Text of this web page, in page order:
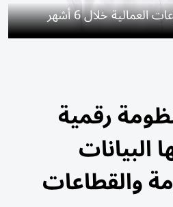
رقمية
البيانات
والقطاعات